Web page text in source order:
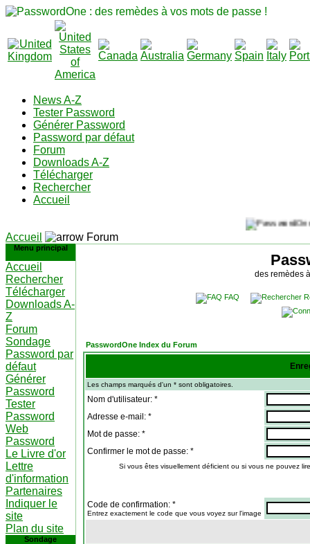
News A-Z
Tester Password
Générer Password
Password par défaut
Forum
Downloads A-Z
Télécharger
Rechercher
Accueil
Accueil Forum
Menu principal
Accueil
Rechercher
Télécharger
Downloads A-
Z
Forum
Sondage
Password par
défaut
Générer
Password
Tester
Password
Web
Password
Le Livre d'or
Lettre
d'information
Partenaires
Indiquer le
site
Plan du site
Sondage
des remèdes
FAQ
PasswordOne Index du Forum
Les champs marqués d'un * sont obligatoires.
Nom d'utilisateur: *
Adresse e-mail: *
Mot de passe: *
Confirmer le mot de passe: *
Si vous êtes visuellement déficient ou si vous ne pouvez
Code de confirmation: *
Entrez exactement le code que vous voyez sur l'image